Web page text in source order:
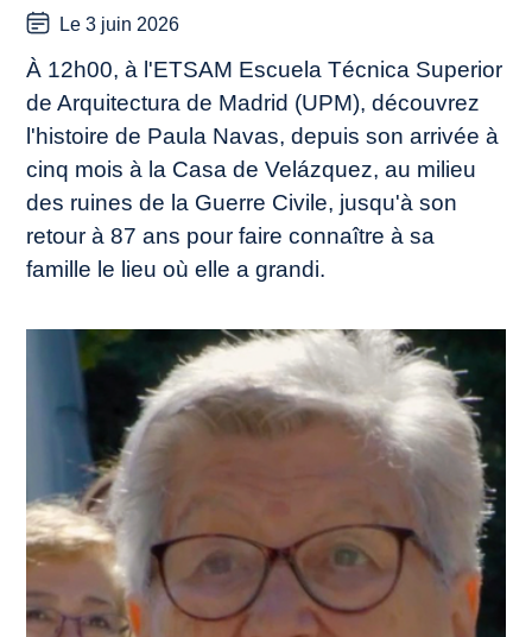
Le 3 juin 2026
À 12h00, à l'ETSAM Escuela Técnica Superior
de Arquitectura de Madrid (UPM), découvrez
l'histoire de Paula Navas, depuis son arrivée à
cinq mois à la Casa de Velázquez, au milieu
des ruines de la Guerre Civile, jusqu'à son
retour à 87 ans pour faire connaître à sa
famille le lieu où elle a grandi.